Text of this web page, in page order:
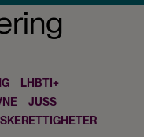
LHBTI+
JUSS